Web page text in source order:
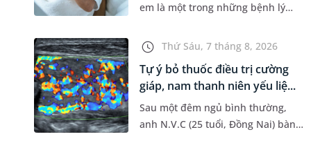
em là một trong những bệnh lý
bùng phát vào thời điểm giao mùa.
Khi những tổn thương ban đầ...
Thứ Sáu, 7 tháng 8, 2026
Tự ý bỏ thuốc điều trị cường
giáp, nam thanh niên yếu liệ...
Sau một đêm ngủ bình thường,
anh N.V.C (25 tuổi, Đồng Nai) bàng